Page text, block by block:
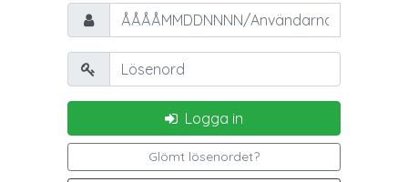
Personnummer/Användarnamn
Lösenord
Logga in
Glömt lösenordet?